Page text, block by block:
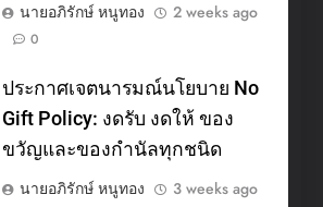
นายอภิรักษ์ หนูทอง
2 weeks ago
0
ประกาศเจตนารมณ์นโยบาย No
Gift Policy: งดรับ งดให้ ของ
ขวัญและของกำนัลทุกชนิด
นายอภิรักษ์ หนูทอง
3 weeks ago